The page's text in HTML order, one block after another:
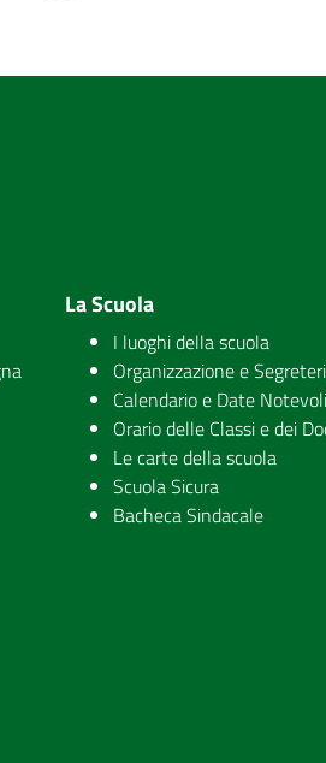
La Scuola
I luoghi della scuola
Organizzazione e
Calendario e Date Notevoli
Orario delle Classi e dei
Le carte della scuola
Scuola Sicura
Bacheca Sindacale